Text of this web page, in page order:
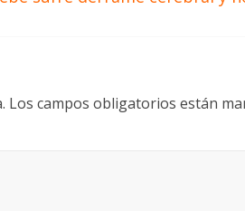
Los campos obligatorios están